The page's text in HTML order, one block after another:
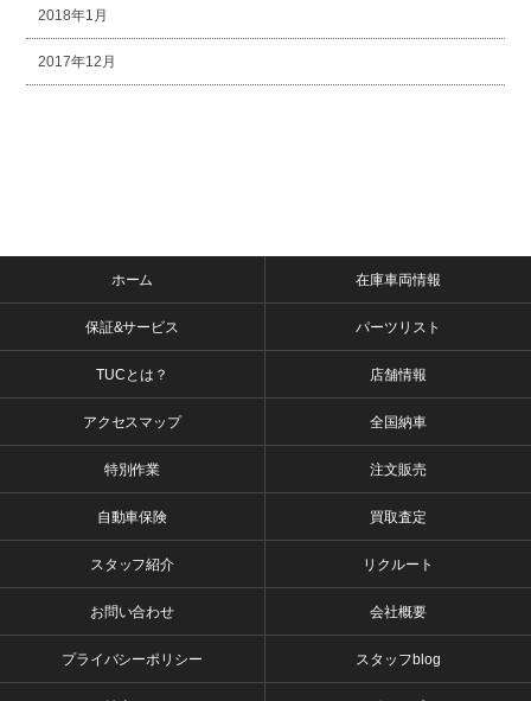
2018年1月
2017年12月
ホーム 在庫車両情報
保証&サービス パーツリスト
TUCとは？ 店舗情報
アクセスマップ 全国納車
特別作業 注文販売
自動車保険 買取査定
スタッフ紹介 リクルート
お問い合わせ 会社概要
プライバシーポリシー スタッフblog